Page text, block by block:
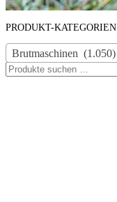
PRODUKT-KATEGORIEN
Brutmaschinen (1.050)
Suchen
nach …